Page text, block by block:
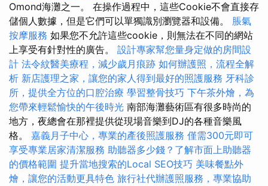
Omond海灘之一。 在操作過程中，這些Cookie不會直接存
儲個人數據，但是它們可以單獨識別瀏覽器和設備。 脹氣
按摩服務 如果您不允許這些cookie，則無法在不同的網站
上享受有針對性的廣告。 設計專家幫您量身定做的房間設
計 法令紋醫美療程，減少歲月痕跡 如何辦護照，流程全解
析 新店護理之家，讓您的家人得到最好的照護服務 牙科診
所，提供全方位的口腔治療 學習整骨技巧 下午茶外燴，為
您帶來輕鬆愉快的午後時光 南部海灘藝術區有很多時尚的
地方，夜總會在那裡提供從現場音樂到DJ的各種音樂風
格。 嘉義月子中心，專業的產後照護服務 僅需300元即可
享受專業居家清潔服務 助聽器多少錢？了解市面上助聽器
的價格範圍 提升當地搜索的Local SEO技巧 美味餐點外
燴，讓您的活動更具特色 旅行社代辦護照服務，專業協助